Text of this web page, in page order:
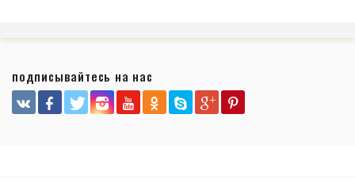
подписывайтесь на нас